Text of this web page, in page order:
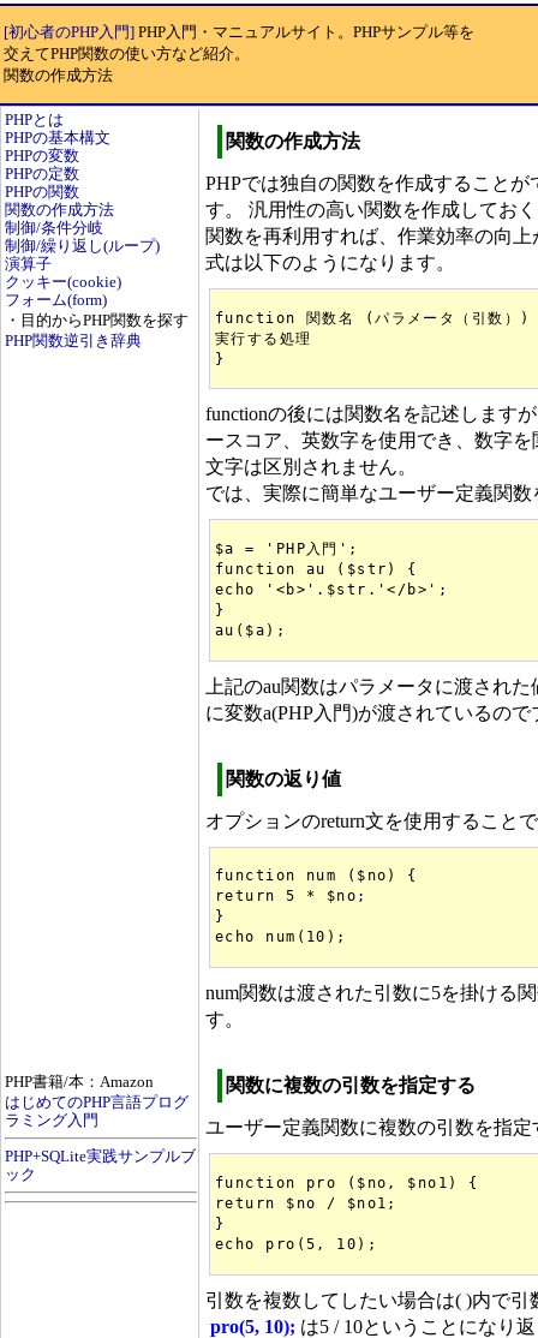
[初心者のPHP入門] PHP入門・マニュアルサイト。PHPサンプル等を
交えてPHP関数の使い方など紹介。
関数の作成方法
PHPとは
PHPの基本構文
PHPの変数
PHPの定数
PHPの関数
関数の作成方法
制御/条件分岐
制御/繰り返し(ループ)
演算子
クッキー(cookie)
フォーム(form)
・目的からPHP関数を探す
PHP関数逆引き辞典
PHP書籍/本：Amazon
はじめてのPHP言語プログ
ラミング入門
PHP+SQLite実践サンプルブ
ック
関数の作成方法
PHPでは独自の関数を作成すること
す。 汎用性の高い関数を作成してお
関数を再利用すれば、作業効率の向
式は以下のようになります。
function 関数名 (パラメータ（引数）
実行する処理
}
functionの後には関数名を記述します
ースコア、英数字を使用でき、数字
文字は区別されません。
では、実際に簡単なユーザー定義関
$a = 'PHP入門';
function au ($str) {
echo '<b>'.$str.'</b>';
}
上記のau関数はパラメータに渡され
に変数a(PHP入門)が渡されているの
関数の返り値
オプションのreturn文を使用すること
function num ($no) {
return 5 * $no;
}
num関数は渡された引数に5を掛ける
す。
関数に複数の引数を指定する
ユーザー定義関数に複数の引数を指
function pro ($no, $no1) {
return $no / $no1;
}
引数を複数してしたい場合は( )内で
pro(5, 10); は5 / 10ということになり